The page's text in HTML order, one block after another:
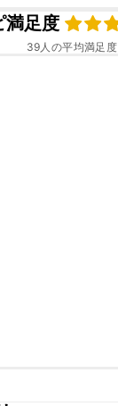
満足度
39人の平均満足度